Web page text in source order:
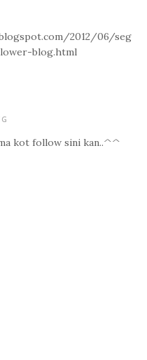
2012/06/seg
blog.html
kot follow sini kan..^^